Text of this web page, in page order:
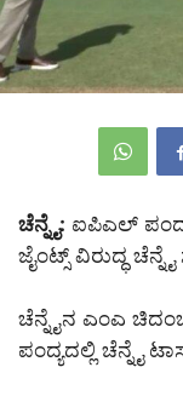
ಚೆನ್ನೈ: ಐಪಿಎಲ್‌‌
ಜೈಂಟ್ಸ್‌ ವಿರುದ್ಧ
ಚೆನ್ನೈನ ಎಂಎ
ಪಂದ್ಯದಲ್ಲಿ ಚೆನ್ನೈ